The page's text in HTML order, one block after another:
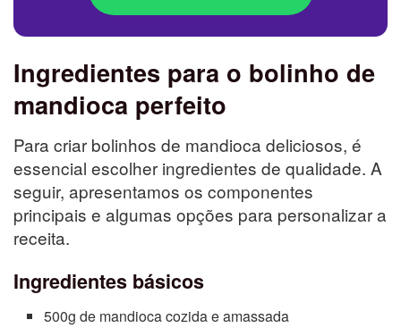
Ingredientes para o bolinho de
mandioca perfeito
Para criar bolinhos de mandioca deliciosos, é
essencial escolher ingredientes de qualidade. A
seguir, apresentamos os componentes
principais e algumas opções para personalizar a
receita.
Ingredientes básicos
500g de mandioca cozida e amassada